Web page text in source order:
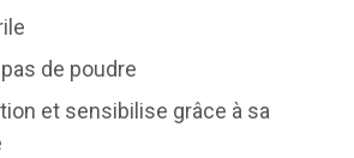
de poudre
et sensibilise grâce à sa